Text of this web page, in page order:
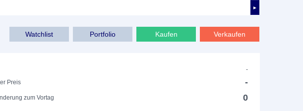
►
Verkaufen
Kaufen
Portfolio
Watchlist
-
Preis
-
zum Vortag 0